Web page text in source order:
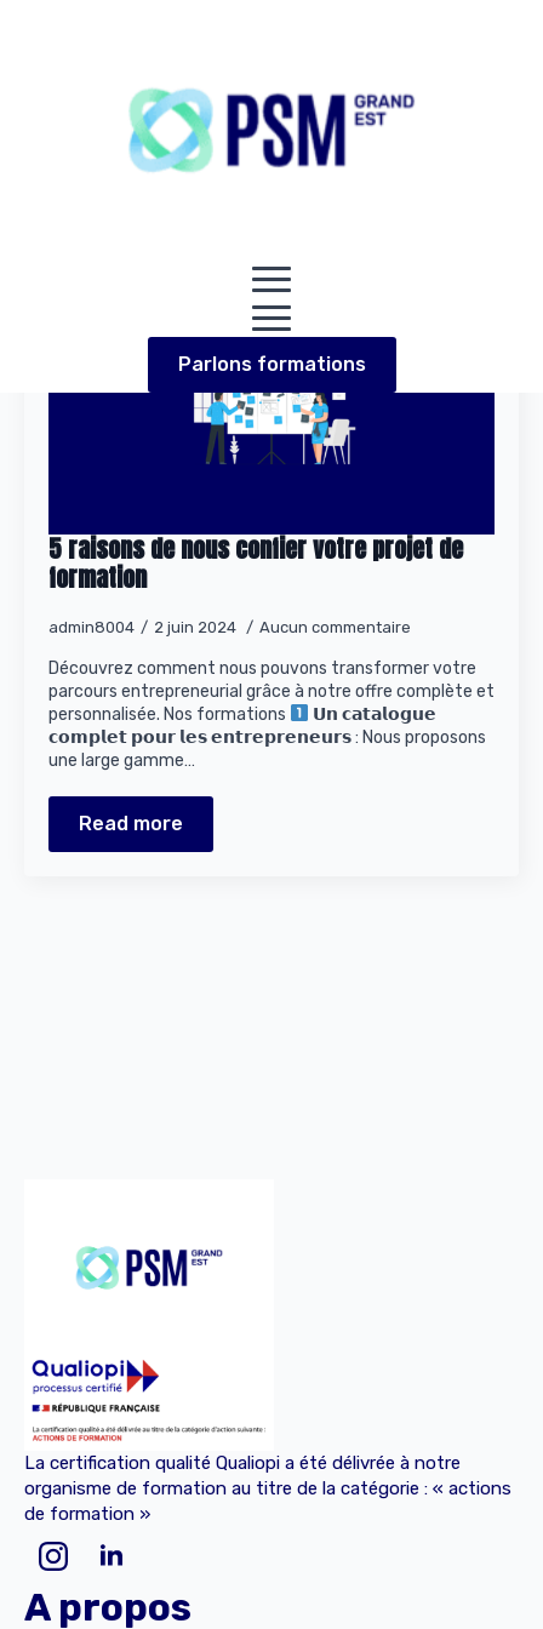
Parlons formations
Jour :2 juin 2024
5 raisons de nous confier votre projet de
formation
admin8004 2 juin 2024 Aucun commentaire
Découvrez comment nous pouvons transformer votre
parcours entrepreneurial grâce à notre offre complète et
personnalisée. Nos formations
𝗨𝗻 𝗰𝗮𝘁𝗮𝗹𝗼𝗴𝘂𝗲
𝗰𝗼𝗺𝗽𝗹𝗲𝘁 𝗽𝗼𝘂𝗿 𝗹𝗲𝘀 𝗲𝗻𝘁𝗿𝗲𝗽𝗿𝗲𝗻𝗲𝘂𝗿𝘀 : Nous proposons
une large gamme…
Read more
La certification qualité Qualiopi a été délivrée à notre
organisme de formation au titre de la catégorie : « actions
de formation »
A propos